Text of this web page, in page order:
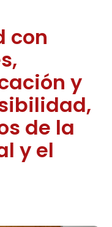
con
y
de la
y el